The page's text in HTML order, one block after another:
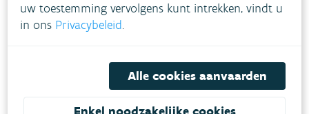
Bekijk het overzicht van meestgestelde vragen
uw toestemming vervolgens kunt intrekken, vindt u
in ons Privacybeleid.
Alle cookies aanvaarden